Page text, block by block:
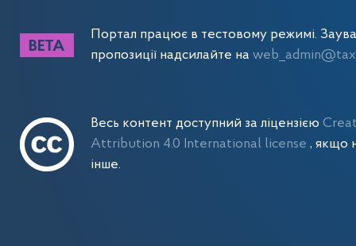
Портал працює в тестовому режимі.
пропозиції надсилайте на
Весь контент доступний за ліцензією
Attribution 4.0 International license, якщо
інше.